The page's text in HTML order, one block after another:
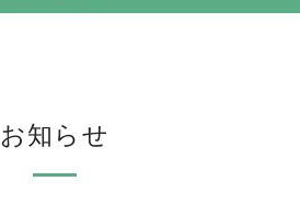
お知らせ